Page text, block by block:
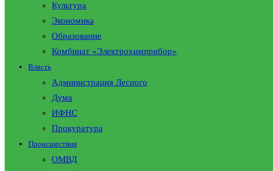
Культура
Экономика
Образование
Комбинат «Электрохимприбор»
Власть
Администрация Лесного
Дума
ИФНС
Прокуратура
Происшествия
ОМВД